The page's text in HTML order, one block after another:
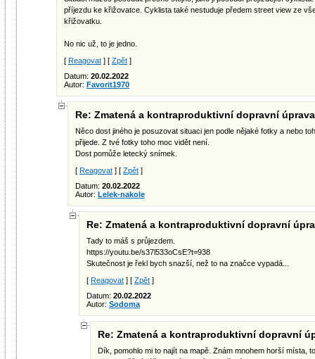
příjezdu ke křižovatce. Cyklista také nestuduje předem street view ze
křižovatku.
No nic už, to je jedno.
[ Reagovat ] [ Zpět ]
Datum: 20.02.2022
Autor: Favorit1970
Re: Zmatená a kontraproduktivní dopravní
Něco dost jiného je posuzovat situaci jen podle nějaké fotky a nebo
přijede. Z tvé fotky toho moc vidět není.
Dost pomůže letecký snímek.
[ Reagovat ] [ Zpět ]
Datum: 20.02.2022
Autor: Lelek-nakole
Re: Zmatená a kontraproduktivní dopravní
Tady to máš s průjezdem.
https://youtu.be/s37l533oCsE?t=938
Skutečnost je řekl bych snazší, než to na značce vypadá...
[ Reagovat ] [ Zpět ]
Datum: 20.02.2022
Autor: Sodoma
Re: Zmatená a kontraproduktivní dopravní
Dík, pomohlo mi to najít na mapě. Znám mnohem horší místa,